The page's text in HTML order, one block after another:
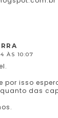
ÀS 10:07
por isso
das